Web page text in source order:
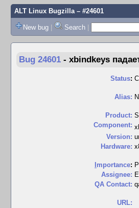
ALT Linux Bugzilla– #24601
New bug | Search |
Bug 24601 - xbindkeys
Status:
Alias:
Product:
Component:
Version:
Hardware:
mportance:
Assignee:
QA Contact:
URL: